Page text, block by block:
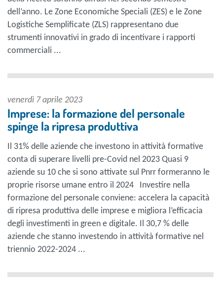
dell’anno. Le Zone Economiche Speciali (ZES) e le Zone
Logistiche Semplificate (ZLS) rappresentano due
strumenti innovativi in grado di incentivare i rapporti
commerciali ...
venerdì 7 aprile 2023
Imprese: la formazione del personale
spinge la ripresa produttiva
Il 31% delle aziende che investono in attività formative
conta di superare livelli pre-Covid nel 2023 Quasi 9
aziende su 10 che si sono attivate sul Pnrr formeranno le
proprie risorse umane entro il 2024 Investire nella
formazione del personale conviene: accelera la capacità
di ripresa produttiva delle imprese e migliora l’efficacia
degli investimenti in green e digitale. Il 30,7 % delle
aziende che stanno investendo in attività formative nel
triennio 2022-2024 ...